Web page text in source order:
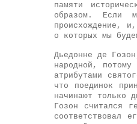
памяти
образом. Если
происхождение,
о которых мы
Дьедонне де
народной, потому
атрибутами
что поединок
начинают только
Гозон считался
соответствовал